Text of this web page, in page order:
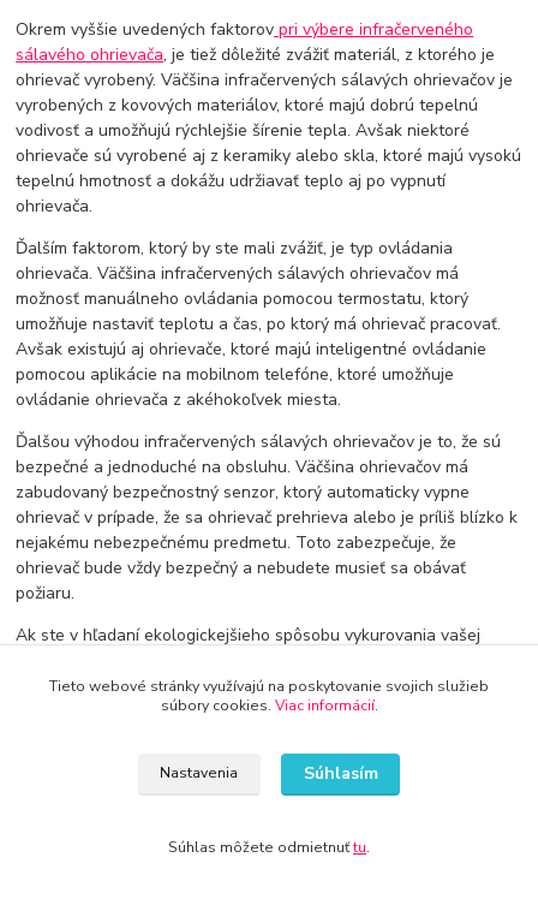
Okrem vyššie uvedených faktorov pri výbere infračerveného
sálavého ohrievača, je tiež dôležité zvážiť materiál, z ktorého je
ohrievač vyrobený. Väčšina infračervených sálavých ohrievačov je
vyrobených z kovových materiálov, ktoré majú dobrú tepelnú
vodivosť a umožňujú rýchlejšie šírenie tepla. Avšak niektoré
ohrievače sú vyrobené aj z keramiky alebo skla, ktoré majú vysokú
tepelnú hmotnosť a dokážu udržiavať teplo aj po vypnutí
ohrievača.
Ďalším faktorom, ktorý by ste mali zvážiť, je typ ovládania
ohrievača. Väčšina infračervených sálavých ohrievačov má
možnosť manuálneho ovládania pomocou termostatu, ktorý
umožňuje nastaviť teplotu a čas, po ktorý má ohrievač pracovať.
Avšak existujú aj ohrievače, ktoré majú inteligentné ovládanie
pomocou aplikácie na mobilnom telefóne, ktoré umožňuje
ovládanie ohrievača z akéhokoľvek miesta.
Ďalšou výhodou infračervených sálavých ohrievačov je to, že sú
bezpečné a jednoduché na obsluhu. Väčšina ohrievačov má
zabudovaný bezpečnostný senzor, ktorý automaticky vypne
ohrievač v prípade, že sa ohrievač prehrieva alebo je príliš blízko k
nejakému nebezpečnému predmetu. Toto zabezpečuje, že
ohrievač bude vždy bezpečný a nebudete musieť sa obávať
požiaru.
Ak ste v hľadaní ekologickejšieho spôsobu vykurovania vašej
ktoré sa poháňajú solárnou energiou. Tieto ohrievače sú ideálne
pre vonkajšie priestory, ako sú terasy, balkóny alebo záhrady, a sú
Tieto webové stránky využívajú na poskytovanie svojich služieb
súbory cookies. Viac informácií.
Nastavenia Súhlasím
Súhlas môžete odmietnuťtu.